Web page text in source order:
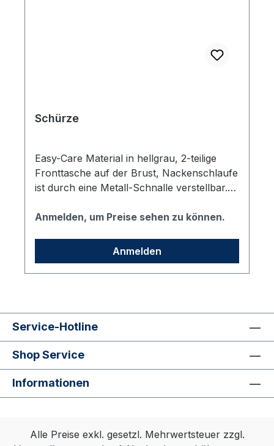
Schürze
Easy-Care Material in hellgrau, 2-teilige
Fronttasche auf der Brust, Nackenschlaufe
ist durch eine Metall-Schnalle verstellbar.
Material: 65% Polyester / 35% Baumwolle,
Logos auf der Brust.
Anmelden, um Preise sehen zu können.
Anmelden
Service-Hotline
Shop Service
Informationen
Alle Preise exkl. gesetzl. Mehrwertsteuer zzgl.